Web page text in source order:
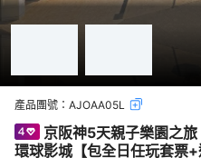
產品團號： AJOAA05L
京阪神5天親子樂園之
環球影城【包全日任玩套票